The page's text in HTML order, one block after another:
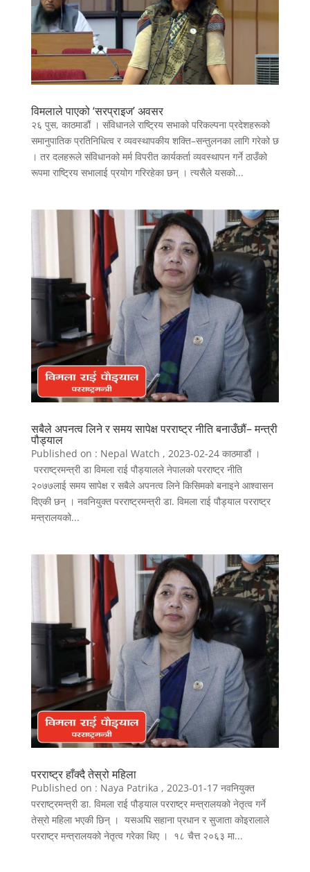
विमलाले पाएको ‘सरप्राइज’ अवसर
२६ पुस, काठमाडौं । संविधानले राष्ट्रिय सभाको परिकल्पना प्रदेशहरूको
समानुपातिक प्रतिनिधित्व र व्यवस्थापकीय शक्ति–सन्तुलनका लागि गरेको छ
। तर दलहरूले संविधानको मर्म विपरीत कार्यकर्ता व्यवस्थापन गर्ने ठाउँको
रूपमा राष्ट्रिय सभालाई प्रयोग गरिरहेका छन् । त्यसैले यसको...
सबैले अपनत्व लिने र समय सापेक्ष परराष्ट्र नीति बनाउँछौं– मन्त्री
पौड्याल
Published on : Nepal Watch , 2023-02-24 काठमाडौं ।
परराष्ट्रमन्त्री डा विमला राई पौड्यालले नेपालको परराष्ट्र नीति
२०७७लाई समय सापेक्ष र सबैले अपनत्व लिने किसिमको बनाइने आश्वासन
दिएकी छन् । नवनियुक्त परराष्ट्रमन्त्री डा. विमला राई पौड्याल परराष्ट्र
मन्त्रालयको...
परराष्ट्र हाँक्दै तेस्रो महिला
Published on : Naya Patrika , 2023-01-17 नवनियुक्त
परराष्ट्रमन्त्री डा. विमला राई पौड्याल परराष्ट्र मन्त्रालयको नेतृत्व गर्ने
तेस्रो महिला भएकी छिन् । यसअघि सहाना प्रधान र सुजाता कोइरालाले
परराष्ट्र मन्त्रालयको नेतृत्व गरेका थिए । १८ चैत्त २०६३ मा...